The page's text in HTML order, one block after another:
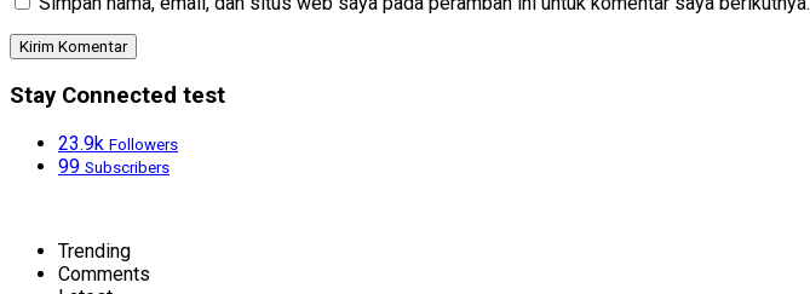
Stay Connected test
23.9k Followers
99 Subscribers
Trending
Comments